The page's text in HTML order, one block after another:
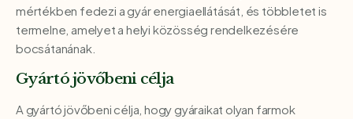
mértékben fedezi a gyár energiaellátását, és többletet is
termelne, amelyet a helyi közösség rendelkezésére
bocsátanának.
Gyártó jövőbeni célja
A gyártó jövőbeni célja, hogy gyáraikat olyan farmok